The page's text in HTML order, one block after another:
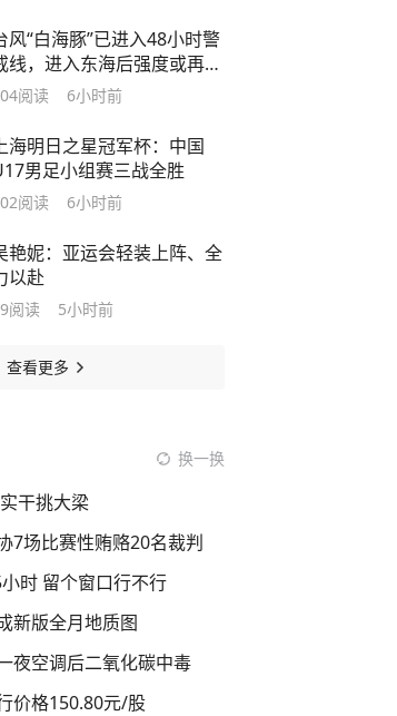
风“白海豚”已进入48小时警
线，进入东海后强度或再度
强阅读 6小时前
海明日之星冠军杯：中国
男足小组赛三战全胜
阅读 6小时前
艳妮：亚运会轻装上阵、全
以赴
阅读 5小时前
查看更多
换一换
干挑大梁
7场比赛性贿赂20名裁判
时 留个窗口行不行
新版全月地质图
夜空调后二氧化碳中毒
价格150.80元/股